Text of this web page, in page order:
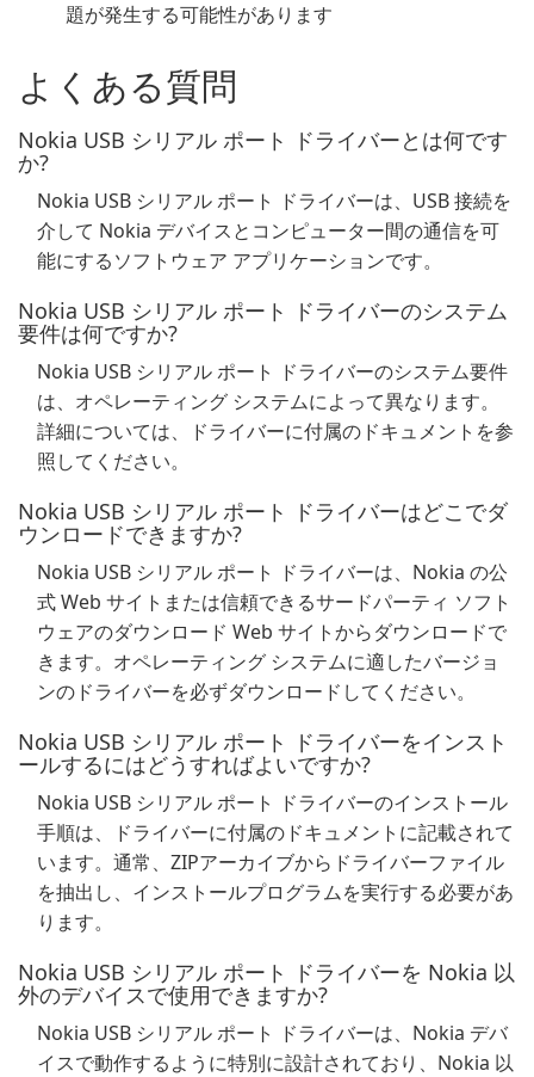
題が発生する可能性があります
よくある質問
Nokia USB シリアル ポート ドライバーとは何です
か?
Nokia USB シリアル ポート ドライバーは、USB 接続を
介して Nokia デバイスとコンピューター間の通信を可
能にするソフトウェア アプリケーションです。
Nokia USB シリアル ポート ドライバーのシステム
要件は何ですか?
Nokia USB シリアル ポート ドライバーのシステム要件
は、オペレーティング システムによって異なります。
詳細については、ドライバーに付属のドキュメントを参
照してください。
Nokia USB シリアル ポート ドライバーはどこでダ
ウンロードできますか?
Nokia USB シリアル ポート ドライバーは、Nokia の公
式 Web サイトまたは信頼できるサードパーティ ソフト
ウェアのダウンロード Web サイトからダウンロードで
きます。オペレーティング システムに適したバージョ
ンのドライバーを必ずダウンロードしてください。
Nokia USB シリアル ポート ドライバーをインスト
ールするにはどうすればよいですか?
Nokia USB シリアル ポート ドライバーのインストール
手順は、ドライバーに付属のドキュメントに記載されて
います。通常、ZIPアーカイブからドライバーファイル
を抽出し、インストールプログラムを実行する必要があ
ります。
Nokia USB シリアル ポート ドライバーを Nokia 以
外のデバイスで使用できますか?
Nokia USB シリアル ポート ドライバーは、Nokia デバ
イスで動作するように特別に設計されており、Nokia 以